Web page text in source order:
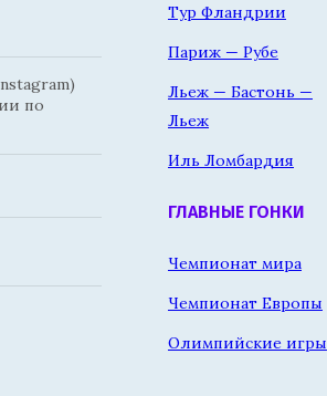
по
Тур Фландрии
Париж — Рубе
Льеж — Бастонь —
Льеж
Иль Ломбардия
ГЛАВНЫЕ ГОНКИ
Чемпионат мира
Чемпионат Европы
Олимпийские игры